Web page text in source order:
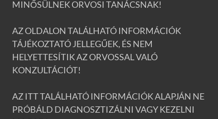
MINŐSÜLNEK ORVOSI TANÁCSNAK!
AZ OLDALON TALÁLHATÓ INFORMÁCIÓK
TÁJÉKOZTATÓ JELLEGŰEK, ÉS NEM
HELYETTESÍTIK AZ ORVOSSAL VALÓ
KONZULTÁCIÓT!
AZ ITT TALÁLHATÓ INFORMÁCIÓK ALAPJÁN NE
PRÓBÁLD DIAGNOSZTIZÁLNI VAGY KEZELNI